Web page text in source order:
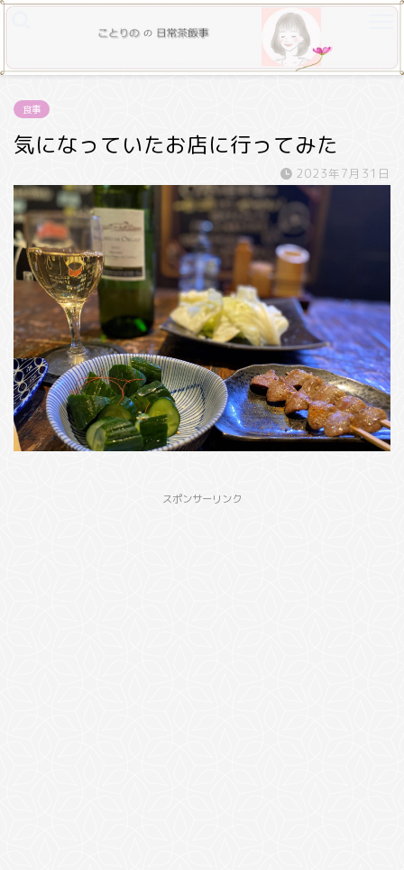
食事
気になっていたお店に行ってみた
2023年7月31日
スポンサーリンク